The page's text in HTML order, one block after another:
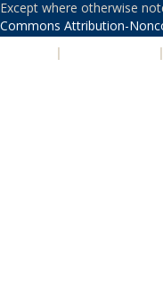
Except where otherwise
Commons Attribution-
| |